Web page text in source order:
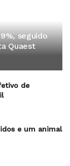
seguido
Quaest
de
e um animal